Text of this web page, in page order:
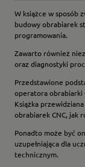
W książce w sposób
budowy obrabiarek
programowania.
Zawarto również
oraz diagnostyki
Przedstawione
operatora obrabiarki
Książka
obrabiarek CNC, jak
Ponadto może być
uzupełniająca dla
technicznym.